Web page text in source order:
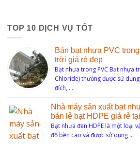
TOP 10 DỊCH VỤ TỐT
Bán bạt nhựa PVC
trời giá rẻ đẹp
Bạt nhựa trong PVC Bạt nhựa
Chloride) thường được sử
đích, …
Nhà máy sản xuất bạt
bán lẻ bạt HDPE giá rẻ
Bạt nhựa đen HDPE là một loại
độ bền cao và được sử dụng …